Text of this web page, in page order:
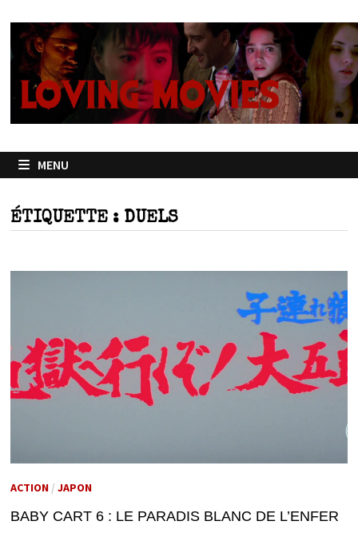
contenu
MENU
ÉTIQUETTE : DUELS
ACTION/ JAPON
BABY CART 6 : LE PARADIS BLANC DE L’ENFER